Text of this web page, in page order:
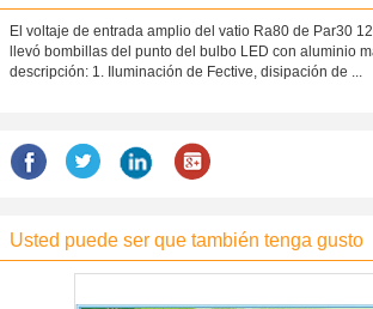
El voltaje de entrada amplio del vatio Ra80 de Par30
llevó bombillas del punto del bulbo LED con aluminio
descripción: 1. Iluminación de Fective, disipación de ...
Usted puede ser que también tenga gusto